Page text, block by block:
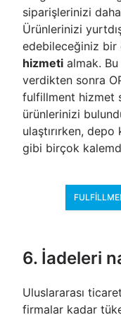
siparişlerinizi daha
Ürünlerinizi
edebileceğiniz
hizmeti almak.
verdikten sonra
fulfillment hizmet
ürünlerinizi
ulaştırırken,
gibi birçok
6. İadeleri
Uluslararası
firmalar kadar